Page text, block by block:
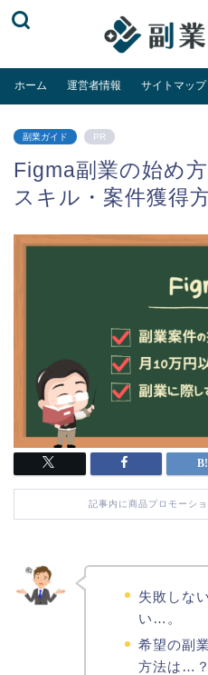
ホーム 運営者情報 サイトマップ
副業ガイド PR
Figma副業の始め
スキル・案件獲得
記事内に商品プロモーシ
失敗しな
い…。
希望の副
方法は…？